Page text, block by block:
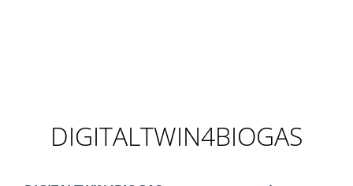
DIGITALTWIN4BIOGAS